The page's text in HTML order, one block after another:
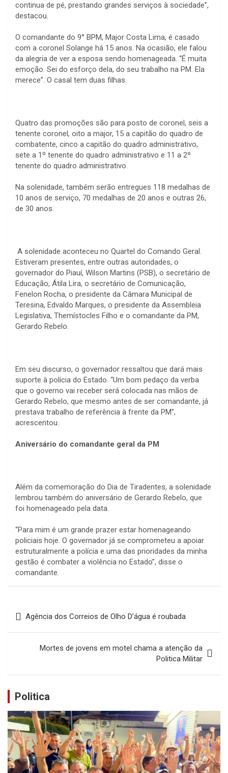
continua de pé, prestando grandes serviços à sociedade”,
destacou.
O comandante do 9° BPM, Major Costa Lima, é casado
com a coronel Solange há 15 anos. Na ocasião, ele falou
da alegria de ver a esposa sendo homenageada. “É muita
emoção. Sei do esforço dela, do seu trabalho na PM. Ela
merece”. O casal tem duas filhas.
Quatro das promoções são para posto de coronel, seis a
tenente coronel, oito a major, 15 a capitão do quadro de
combatente, cinco a capitão do quadro administrativo,
sete a 1º tenente do quadro administrativo e 11 a 2º
tenente do quadro administrativo.
Na solenidade, também serão entregues 118 medalhas de
10 anos de serviço, 70 medalhas de 20 anos e outras 26,
de 30 anos.
A solenidade aconteceu no Quartel do Comando Geral.
Estiveram presentes, entre outras autoridades, o
governador do Piauí, Wilson Martins (PSB), o secretário de
Educação, Átila Lira, o secretário de Comunicação,
Fenelon Rocha, o presidente da Câmara Municipal de
Teresina, Edvaldo Marques, o presidente da Assembleia
Legislativa, Themístocles Filho e o comandante da PM,
Gerardo Rebelo.
Em seu discurso, o governador ressaltou que dará mais
suporte à polícia do Estado. “Um bom pedaço da verba
que o governo vai receber será colocada nas mãos de
Gerardo Rebelo, que mesmo antes de ser comandante, já
prestava trabalho de referência à frente da PM”,
acrescentou.
Aniversário do comandante geral da PM
Além da comemoração do Dia de Tiradentes, a solenidade
lembrou também do aniversário de Gerardo Rebelo, que
foi homenageado pela data.
“Para mim é um grande prazer estar homenageando
policiais hoje. O governador já se comprometeu a apoiar
estruturalmente a polícia e uma das prioridades da minha
gestão é combater a violência no Estado”, disse o
comandante.
de
Agência dos Correios de Olho D’água é roubada
Mortes de jovens em motel chama a atenção da
Politica Militar
Politica